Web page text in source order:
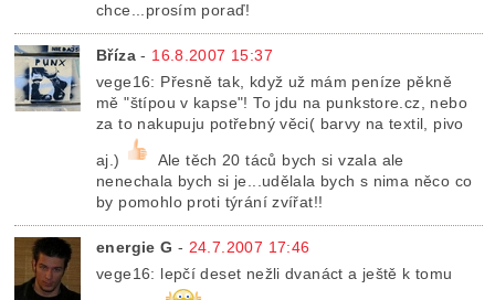
chce...prosím poraď!
Bříza - 16.8.2007 15:37
vege16: Přesně tak, když už mám peníze pěkně
mě "štípou v kapse"! To jdu na punkstore.cz, nebo
za to nakupuju potřebný věci( barvy na textil, pivo
aj.)
Ale těch 20 táců bych si vzala ale
nenechala bych si je...udělala bych s nima něco co
by pomohlo proti týrání zvířat!!
energie G - 24.7.2007 17:46
vege16: lepčí deset nežli dvanáct a ještě k tomu